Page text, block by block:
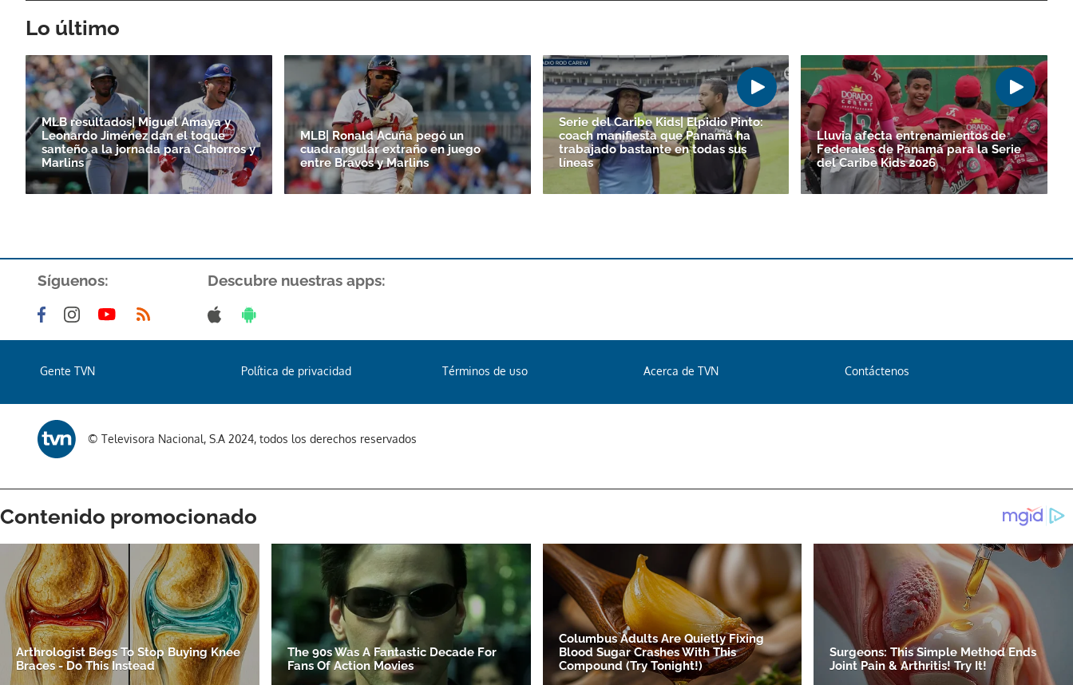
Lo último
MLB resultados| Miguel Amaya y
Leonardo Jiménez dan el toque
santeño a la jornada para Cahorros y
Marlins
MLB| Ronald Acuña pegó un
cuadrangular extraño en juego
entre Bravos y Marlins
Serie del Caribe Kids| Elpidio Pinto:
coach manifiesta que Panamá ha
trabajado bastante en todas sus
líneas
Lluvia afecta entrenamientos de
Federales de Panamá para la Serie
del Caribe Kids 2026
Síguenos: Descubre nuestras apps:
Gente TVN Política de privacidad Términos de uso Acerca de TVN Contáctenos
© Televisora Nacional, S.A 2024, todos los derechos reservados